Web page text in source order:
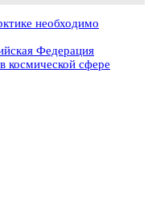
необходимо
Федерация
космической сфере